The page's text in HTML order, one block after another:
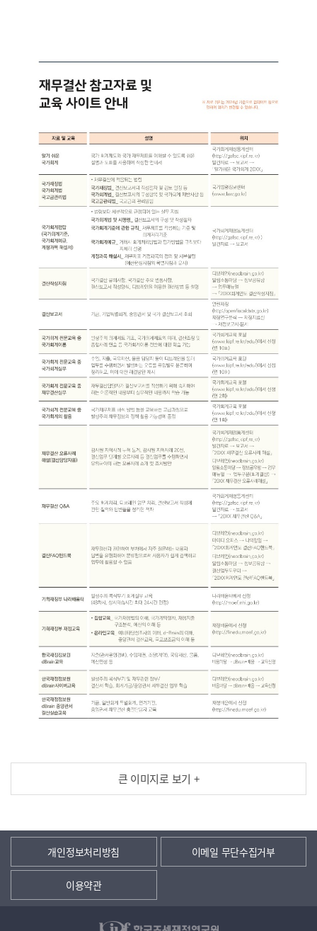
큰 이미지로 보기 +
개인정보처리방침 이메일 무단수집거부
이용약관